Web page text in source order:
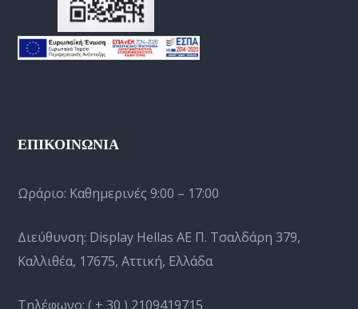
ΕΠΙΚΟΙΝΩΝΙΑ
Ωράριο: Καθημερινές 9:00 – 17:00
Διεύθυνση: Display Hellas AE Π. Τσαλδάρη 379,
Καλλιθέα, 17675, Αττική, Ελλάδα
Τηλέφωνο:( + 30 ) 2109419715